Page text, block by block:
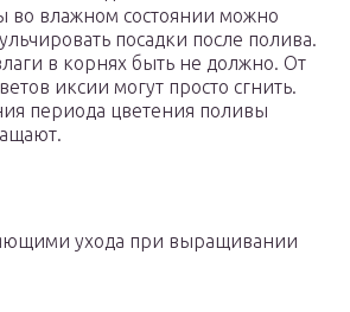
во влажном состоянии можно
посадки после полива.
в корнях быть не должно. От
иксии могут просто сгнить.
периода цветения поливы
ухода при выращивании